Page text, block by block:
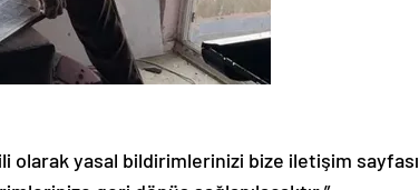
olarak yasal bildirimlerinizi bize iletişim sayfası